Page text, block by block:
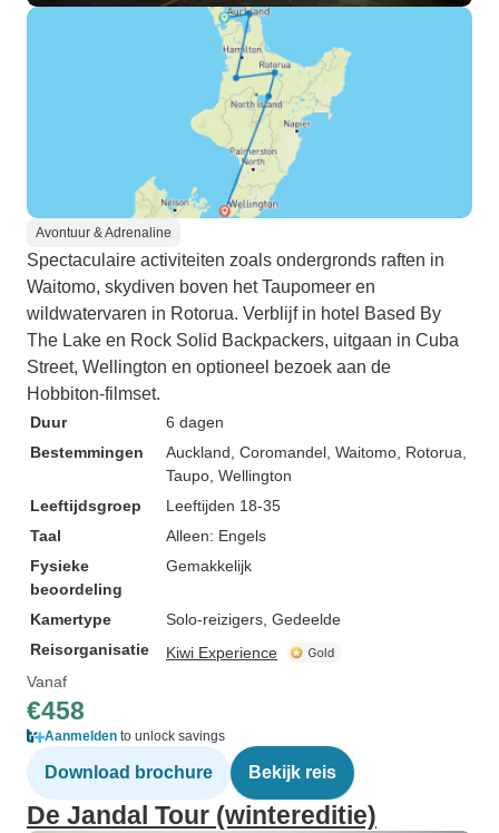
Avontuur & Adrenaline
Spectaculaire activiteiten zoals ondergronds raften in
Waitomo, skydiven boven het Taupomeer en
wildwatervaren in Rotorua. Verblijf in hotel Based By
The Lake en Rock Solid Backpackers, uitgaan in Cuba
Street, Wellington en optioneel bezoek aan de
Hobbiton-filmset.
Duur
6 dagen
Bestemmingen
Auckland , Coromandel , Waitomo , Rotorua
Taupo , Wellington
Leeftijdsgroep
Leeftijden 18-35
Taal
Alleen: Engels
Fysieke
beoordeling
Gemakkelijk
Kamertype
Solo-reizigers, Gedeelde
Reisorganisatie
Kiwi Experience
Vanaf
€458
Aanmelden to unlock savings
Download brochure Bekijk reis
De Jandal Tour (wintereditie)